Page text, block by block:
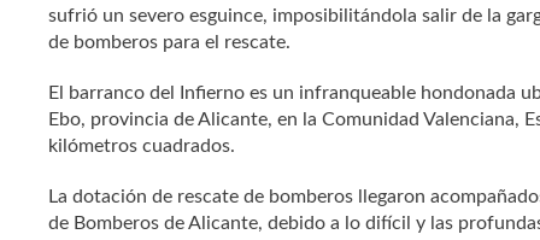
sufrió un severo esguince, imposibilitándola salir de la
de bomberos para el rescate.
El barranco del Infierno es un infranqueable hondonada
Ebo, provincia de Alicante, en la Comunidad Valenciana,
kilómetros cuadrados.
La dotación de rescate de bomberos llegaron
de Bomberos de Alicante, debido a lo difícil y las